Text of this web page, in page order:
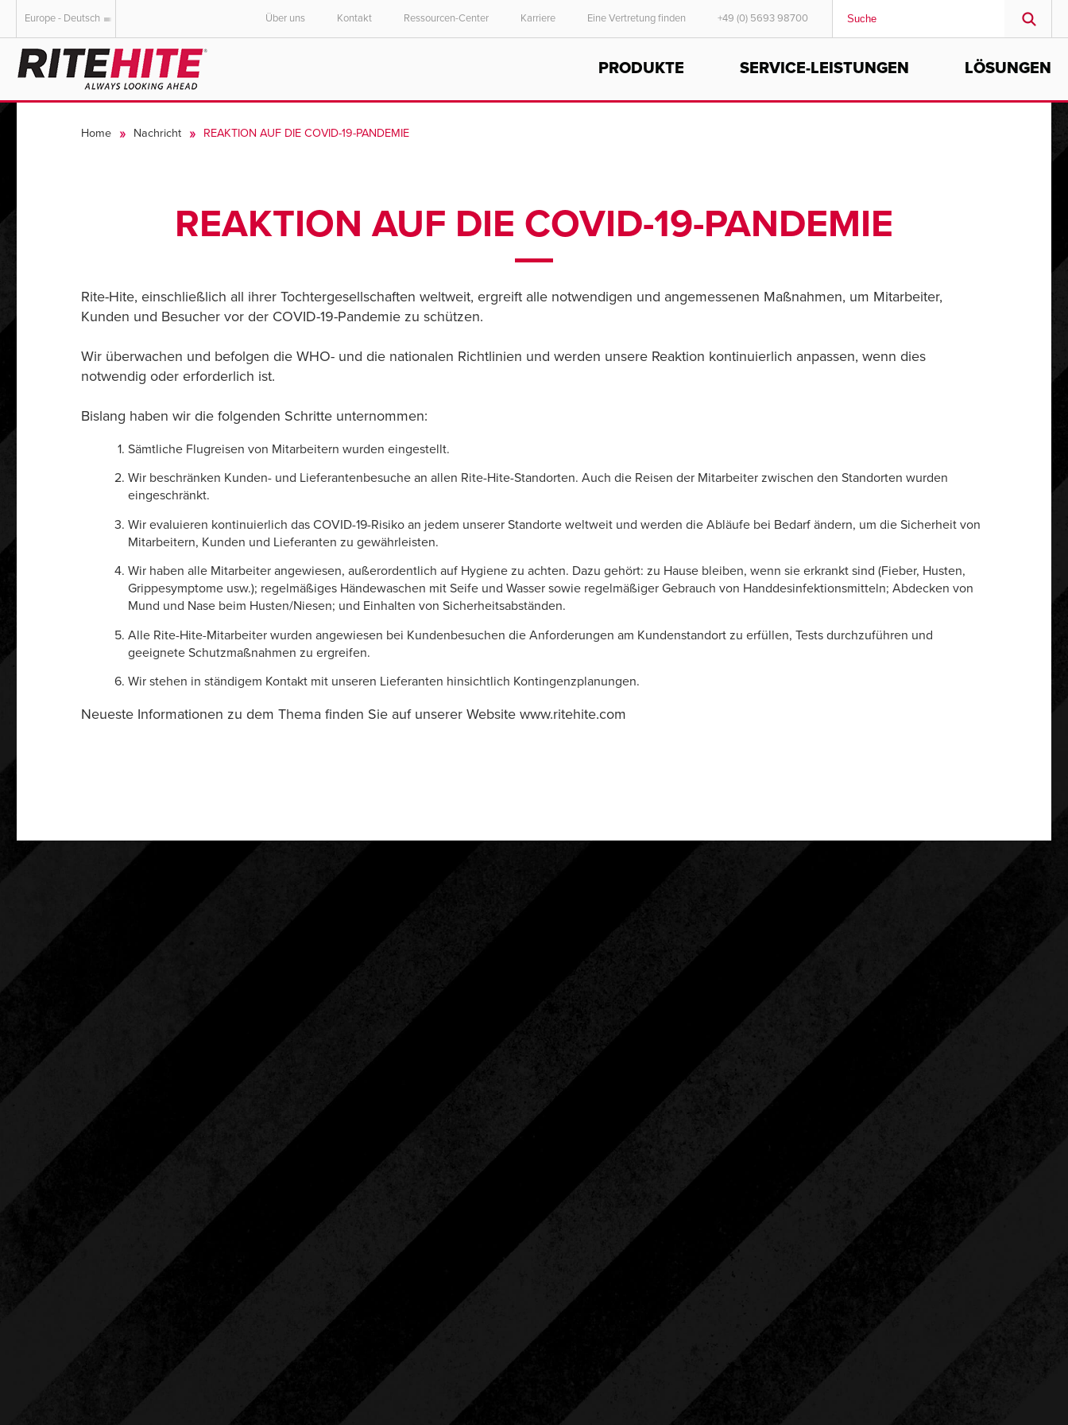
AMERICAS
English
English
Deutsch
Dutch
English
English
Europe - Deutsch Über uns Kontakt Ressourcen-Center Karriere Eine Vertretung finden +49 (0) 5693 98700
PRODUKTE SERVICE-LEISTUNGEN LÖSUNGEN
Home Nachricht REAKTION AUF DIE COVID-19-PANDEMIE
REAKTION AUF DIE COVID-19-PANDEMIE
Rite-Hite, einschließlich all ihrer Tochtergesellschaften weltweit, ergreift alle notwendigen und angemessenen Maßnahmen, um Mitarbeiter,
Kunden und Besucher vor der COVID-19-Pandemie zu schützen.
Wir überwachen und befolgen die WHO- und die nationalen Richtlinien und werden unsere Reaktion kontinuierlich anpassen, wenn dies
notwendig oder erforderlich ist.
Bislang haben wir die folgenden Schritte unternommen:
Sämtliche Flugreisen von Mitarbeitern wurden eingestellt.
Wir beschränken Kunden- und Lieferantenbesuche an allen Rite-Hite-Standorten. Auch die Reisen der Mitarbeiter zwischen den Standorten wurden
eingeschränkt.
Wir evaluieren kontinuierlich das COVID-19-Risiko an jedem unserer Standorte weltweit und werden die Abläufe bei Bedarf ändern, um die Sicherheit von
Mitarbeitern, Kunden und Lieferanten zu gewährleisten.
Wir haben alle Mitarbeiter angewiesen, außerordentlich auf Hygiene zu achten. Dazu gehört: zu Hause bleiben, wenn sie erkrankt sind (Fieber, Husten,
Grippesymptome usw.); regelmäßiges Händewaschen mit Seife und Wasser sowie regelmäßiger Gebrauch von Handdesinfektionsmitteln; Abdecken von
Mund und Nase beim Husten/Niesen; und Einhalten von Sicherheitsabständen.
Alle Rite-Hite-Mitarbeiter wurden angewiesen bei Kundenbesuchen die Anforderungen am Kundenstandort zu erfüllen, Tests durchzuführen und
geeignete Schutzmaßnahmen zu ergreifen.
Wir stehen in ständigem Kontakt mit unseren Lieferanten hinsichtlich Kontingenzplanungen.
Neueste Informationen zu dem Thema finden Sie auf unserer Website www.ritehite.com